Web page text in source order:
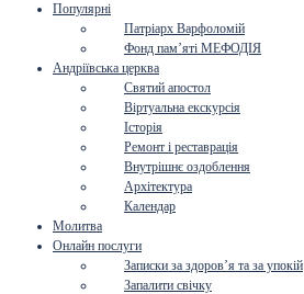
Популярні
Патріарх Варфоломій
Фонд пам’яті МЕФОДІЯ
Андріївська церква
Святий апостол
Віртуальна екскурсія
Історія
Ремонт і реставрація
Внутрішнє оздоблення
Архітектура
Календар
Молитва
Онлайн послуги
Записки за здоров’я та за упокій
Запалити свічку